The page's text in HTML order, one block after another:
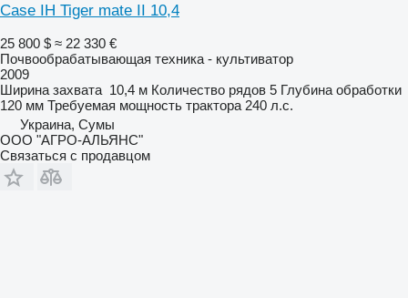
Case IH Tiger mate II 10,4
25 800 $ ≈ 22 330 €
Почвообрабатывающая техника - культиватор
2009
Ширина захвата 10,4 м Количество рядов 5 Глубина обработки
120 мм Требуемая мощность трактора 240 л.с.
Украина, Сумы
ООО "АГРО-АЛЬЯНС"
Связаться с продавцом